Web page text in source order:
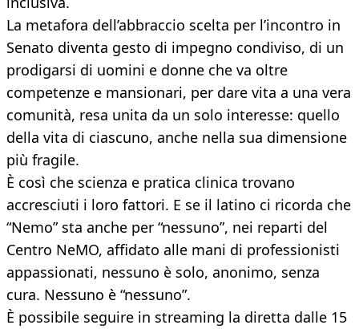
La metafora dell’abbraccio scelta per l’incontro in
Senato diventa gesto di impegno condiviso, di un
prodigarsi di uomini e donne che va oltre
competenze e mansionari, per dare vita a una vera
comunità, resa unita da un solo interesse: quello
della vita di ciascuno, anche nella sua dimensione
più fragile.
È così che scienza e pratica clinica trovano
accresciuti i loro fattori. E se il latino ci ricorda che
“Nemo” sta anche per “nessuno”, nei reparti del
Centro NeMO, affidato alle mani di professionisti
appassionati, nessuno è solo, anonimo, senza
cura. Nessuno è “nessuno”.
È possibile seguire in streaming la diretta dalle 15